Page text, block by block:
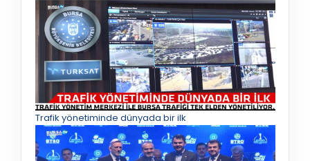
Trafik yönetiminde dünyada bir ilk